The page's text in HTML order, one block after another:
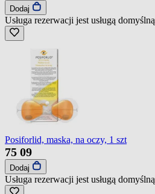
Dodaj
Usługa rezerwacji jest usługą domyślną
Posiforlid, maska, na oczy, 1 szt
75 09
Dodaj
Usługa rezerwacji jest usługą domyślną